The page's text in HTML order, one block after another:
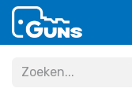
Overslaan naar inhoud